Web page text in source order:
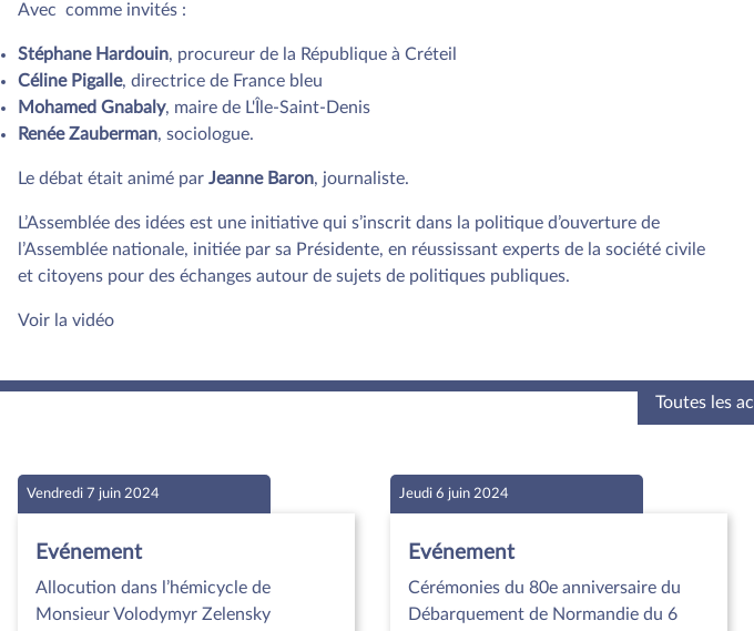
Avec comme invités :
Stéphane Hardouin, procureur de la République à Créteil
Céline Pigalle, directrice de France bleu
Mohamed Gnabaly, maire de L'Île-Saint-Denis
Renée Zauberman, sociologue.
Le débat était animé par Jeanne Baron, journaliste.
L’Assemblée des idées est une initiative qui s’inscrit dans la politique d’ouverture de
l’Assemblée nationale, initiée par sa Présidente, en réussissant experts de la société civile
et citoyens pour des échanges autour de sujets de politiques publiques.
Voir la vidéo
Toutes les
Vendredi 7 juin 2024
Evénement
Allocution dans l’hémicycle de
Monsieur Volodymyr Zelensky
Jeudi 6 juin 2024
Evénement
Cérémonies du 80e anniversaire du
Débarquement de Normandie du 6